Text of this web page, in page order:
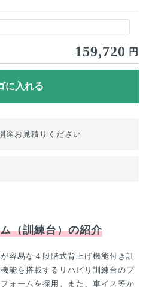
159,720 円
途お見積りください
（訓練台）の紹介
容易な４段階式背上げ機能付き訓
能を搭載するリハビリ訓練台のプ
ォームを採用。また、車イス等か